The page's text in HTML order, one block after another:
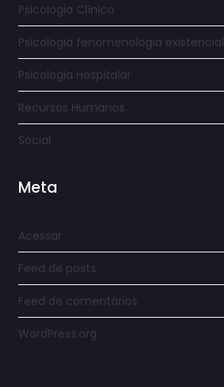
Psicologia Clínica
Psicologia fenomenologia existencial
Psicologia Hospitalar
Recursos Humanos
Social
Meta
Acessar
Feed de posts
Feed de comentários
WordPress.org